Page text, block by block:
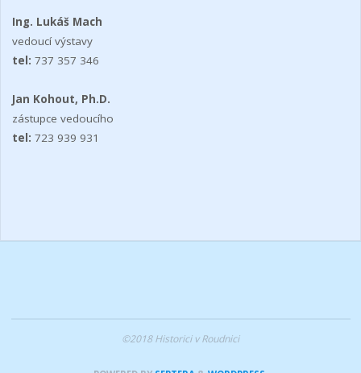
Ing. Lukáš Mach
vedoucí výstavy
tel: 737 357 346
Jan Kohout, Ph.D.
zástupce vedoucího
tel: 723 939 931
©2018 Historici v Roudnici